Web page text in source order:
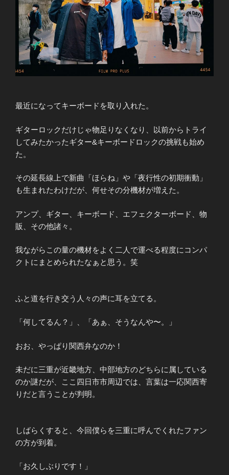
最近になってキーボードを取り入れた。
ギターロックだけじゃ物足りなくなり、以前からトライ
してみたかったギター&キーボードロックの挑戦も始め
た。
その延長線上で新曲「ほらね」や「夜行性の初期衝動」
も生まれたわけだが、何せその分機材が増えた。
アンプ、ギター、キーボード、エフェクターボード、物
販、その他諸々。
我ながらこの量の機材をよく二人で運べる程度にコンパ
クトにまとめられたなぁと思う。笑
ふと道を行き交う人々の声に耳を立てる。
「何してるん？」、「あぁ、そうなんや〜。」
おお、やっぱり関西弁なのか！
未だに三重が近畿地方、中部地方のどちらに属している
のか謎だが、ここ四日市市周辺では、言葉は一応関西寄
りだと言うことが判明。
しばらくすると、今回僕らを三重に呼んでくれたファン
の方が到着。
「お久しぶりです！」